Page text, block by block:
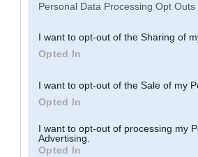
Personal Data Processing Opt Outs
I want to opt-out of the Sharing of
Opted In
I want to opt-out of the Sale of my
Opted In
I want to opt-out of processing my
Advertising.
Opted In